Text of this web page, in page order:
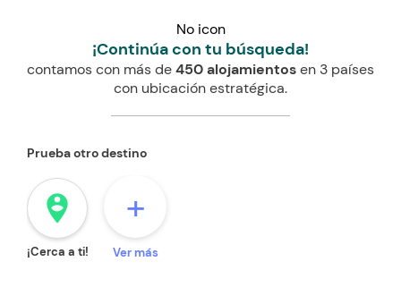
No icon
¡Continúa con tu búsqueda!
contamos con más de450 alojamientosen 3 países
con ubicación estratégica.
Prueba otro destino
person_pin_circle
¡Cerca a ti!
+
Ver más